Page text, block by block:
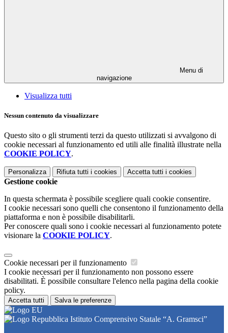
Menu di
navigazione
Visualizza tutti
Nessun contenuto da visualizzare
Questo sito o gli strumenti terzi da questo utilizzati si avvalgono di
cookie necessari al funzionamento ed utili alle finalità illustrate nella
COOKIE POLICY.
Personalizza Rifiuta tutti i cookies Accetta tutti i cookies
Gestione cookie
In questa schermata è possibile scegliere quali cookie consentire.
I cookie necessari sono quelli che consentono il funzionamento della
piattaforma e non è possibile disabilitarli.
Per conoscere quali sono i cookie necessari al funzionamento potete
visionare la COOKIE POLICY.
Cookie necessari per il funzionamento
I cookie necessari per il funzionamento non possono essere
disabilitati. È possibile consultare l'elenco nella pagina della cookie
policy.
Accetta tutti Salva le preferenze
Istituto Comprensivo Statale “A. Gramsci”